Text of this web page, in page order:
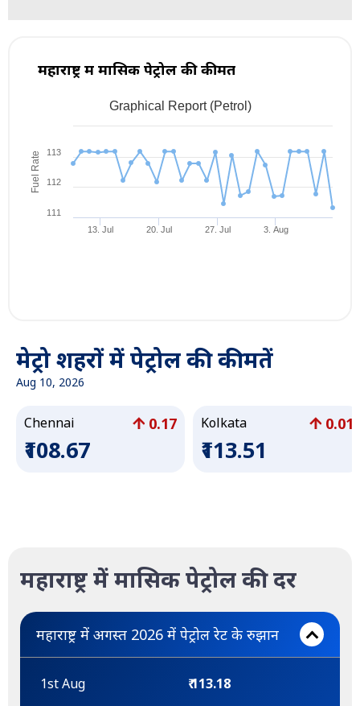
महाराष्ट्र में मासिक पेट्रोल की कीमत
Fuel Rate
Graphical Report (Petrol)
13. Jul 20. Jul 27. Jul 3. Aug
111
112
113
Jul 9, 2026
मेट्रो शहरों में पेट्रोल की कीमतें
Aug 10, 2026
Chennai 0.17
₹108.67
Kolkata 0.01
₹113.51
महाराष्ट्र में मासिक पेट्रोल की दर
महाराष्ट्र में अगस्त 2026 में पेट्रोल रेट के रुझान
1st Aug ₹ 113.18